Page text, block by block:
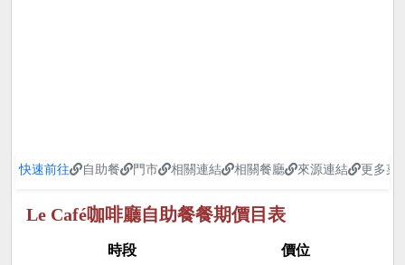
快速前往 自助餐 門市 相關連結 相關餐廳 來源連結 更多菜
Le Café咖啡廳自助餐餐期價目表
時段 價位